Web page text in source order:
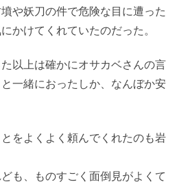
や妖刀の件で危険な目に遭った
かけてくれていたのだった。
た以上は確かにオサカベさんの言
一緒におったしか、なんぼか安
をよくよく頼んでくれたのも岩
も、ものすごく面倒見がよくて